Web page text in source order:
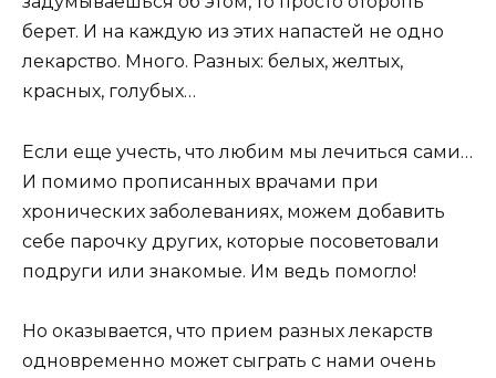
берет. И на каждую из этих напастей не одно
лекарство. Много. Разных: белых, желтых,
красных, голубых…
Если еще учесть, что любим мы лечиться сами…
И помимо прописанных врачами при
хронических заболеваниях, можем добавить
себе парочку других, которые посоветовали
подруги или знакомые. Им ведь помогло!
Но оказывается, что прием разных лекарств
одновременно может сыграть с нами очень